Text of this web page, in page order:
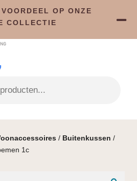
/ Buitenkussen /
1c
OP ONZE
COLLECTIE